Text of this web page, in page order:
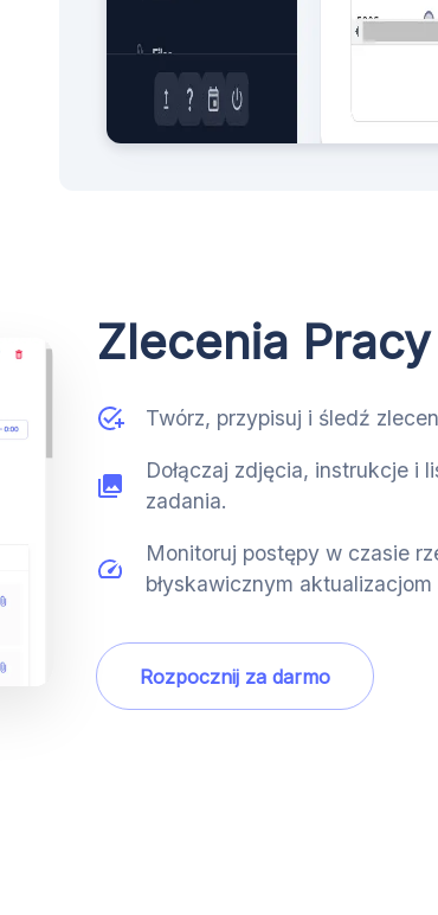
Zlecenia Pracy
Twórz, przypisuj i śledź
Dołączaj zdjęcia, instrukcje i
zadania.
Monitoruj postępy w czasie
błyskawicznym aktualizacjom
Rozpocznij za darmo